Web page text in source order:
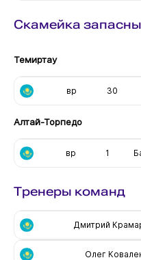
Скамейка
Темиртау
вр 30
Алтай-Торпедо
вр 1
Тренеры команд
Дмитрий
Олег